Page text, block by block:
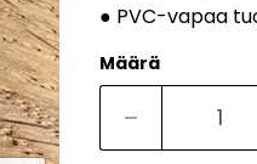
● PVC-vapaa
Määrä